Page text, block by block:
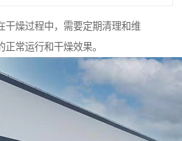
干燥过程中，需要定期清理和维
常运行和干燥效果。